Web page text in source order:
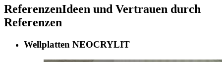
ReferenzenIdeen und Vertrauen durch
Referenzen
Wellplatten NEOCRYLIT